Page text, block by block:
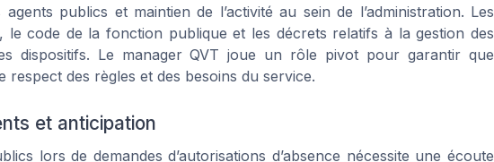
publics et maintien de l’activité au sein de l’administration. Les
code de la fonction publique et les décrets relatifs à la gestion des
dispositifs. Le manager QVT joue un rôle pivot pour garantir que
respect des règles et des besoins du service.
et anticipation
lors de demandes d’autorisations d’absence nécessite une écoute